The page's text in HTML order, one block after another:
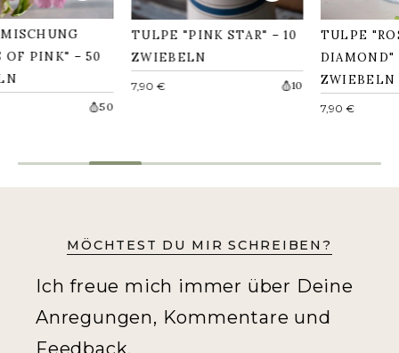
OF PINK" – 50
50
TULPE "PINK STAR" – 10
ZWIEBELN
Normaler
7,90 € 10
TULPE
DIAMOND"
ZWIEBELN
Normaler
7,90 €
MÖCHTEST DU MIR SCHREIBEN?
Ich freue mich immer über Deine
Anregungen, Kommentare und
Feedback.